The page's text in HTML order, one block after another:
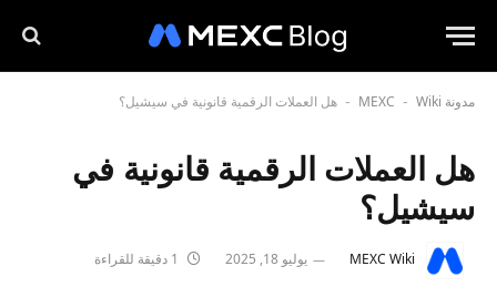
مدونة MEXC - Wiki
- هل العملات الرقمية قانونية في سيشيل؟
هل العملات الرقمية قانونية في
سيشيل؟
MEXC Wiki يوليو 18, 2025